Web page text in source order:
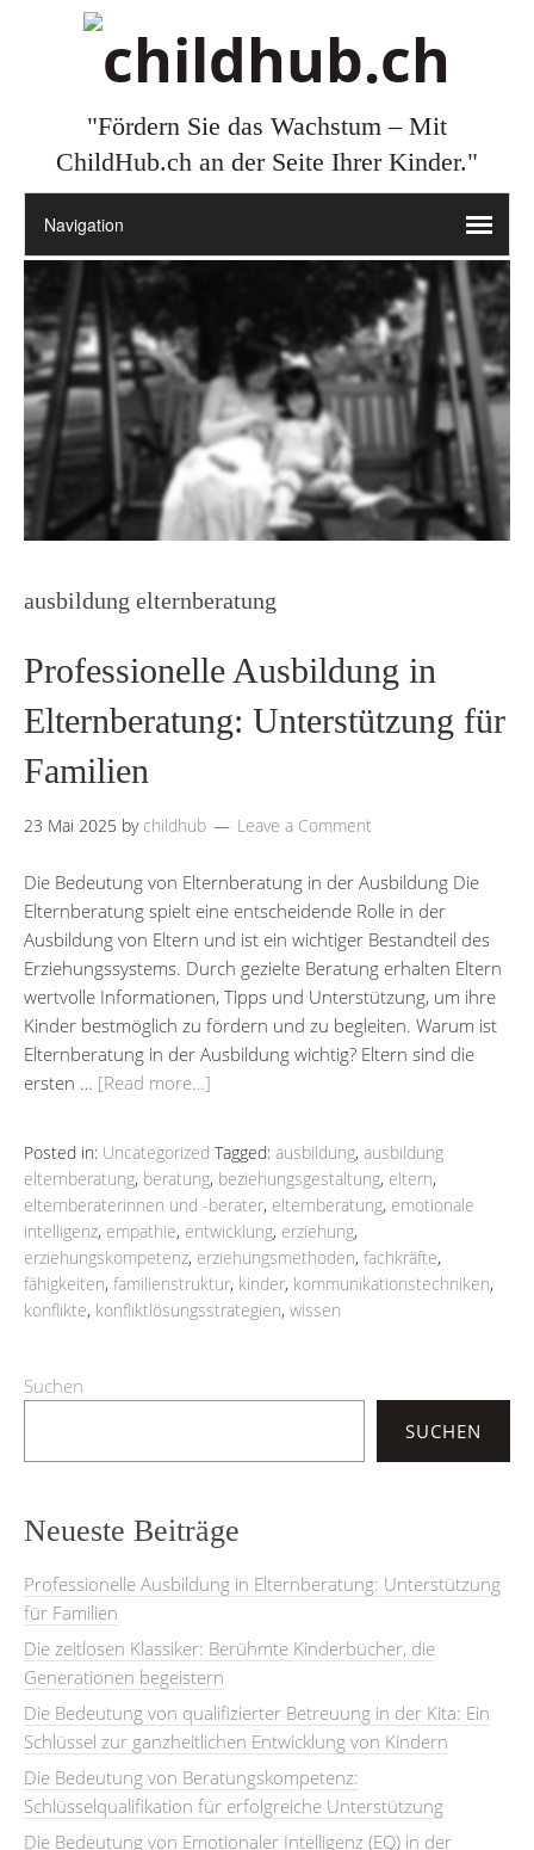
"Fördern Sie das Wachstum – Mit
ChildHub.ch an der Seite Ihrer Kinder."
ausbildung elternberatung
Professionelle Ausbildung in
Elternberatung: Unterstützung für
Familien
23 Mai 2025 by childhub Leave a Comment
Die Bedeutung von Elternberatung in der Ausbildung Die
Elternberatung spielt eine entscheidende Rolle in der
Ausbildung von Eltern und ist ein wichtiger Bestandteil des
Erziehungssystems. Durch gezielte Beratung erhalten Eltern
wertvolle Informationen, Tipps und Unterstützung, um ihre
Kinder bestmöglich zu fördern und zu begleiten. Warum ist
Elternberatung in der Ausbildung wichtig? Eltern sind die
ersten … [Read more…]
Posted in: Uncategorized Tagged: ausbildung, ausbildung
elternberatung, beratung, beziehungsgestaltung, eltern,
elternberaterinnen und -berater, elternberatung, emotionale
intelligenz, empathie, entwicklung, erziehung,
erziehungskompetenz, erziehungsmethoden, fachkräfte,
fähigkeiten, familienstruktur, kinder, kommunikationstechniken,
konflikte, konfliktlösungsstrategien, wissen
Suchen
SUCHEN
Neueste Beiträge
Professionelle Ausbildung in Elternberatung: Unterstützung
für Familien
Die zeitlosen Klassiker: Berühmte Kinderbücher, die
Generationen begeistern
Die Bedeutung von qualifizierter Betreuung in der Kita: Ein
Schlüssel zur ganzheitlichen Entwicklung von Kindern
Die Bedeutung von Beratungskompetenz:
Schlüsselqualifikation für erfolgreiche Unterstützung
Die Bedeutung von Emotionaler Intelligenz (EQ) in der